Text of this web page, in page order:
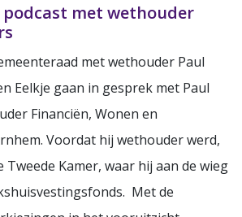
podcast met wethouder
met wethouder Paul
Eelkje gaan in gesprek met Paul
Financiën, Wonen en
Voordat hij wethouder werd,
Tweede Kamer, waar hij aan de wieg
Met de